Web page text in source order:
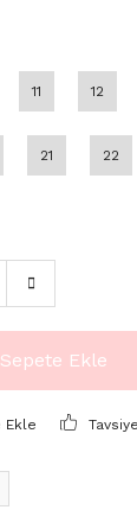
11 12
21 22
Sepete Ekle